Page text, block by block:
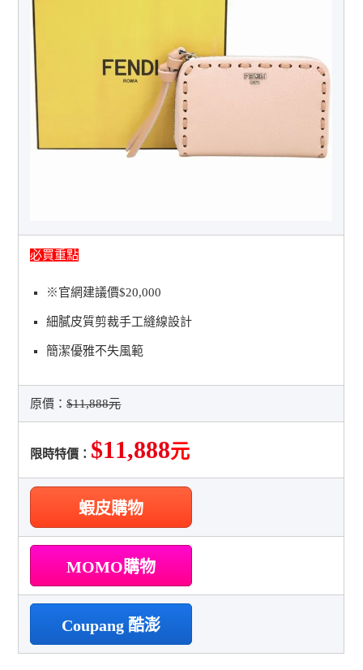
必買重點
※官網建議價$20,000
細膩皮質剪裁手工縫線設計
簡潔優雅不失風範
原價：$11,888元
限時特價： $11,888元
蝦皮購物
MOMO購物
Coupang 酷澎